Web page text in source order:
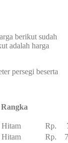
berikut sudah
adalah harga
persegi beserta
Rangka
Hitam
Rp.
Hitam
Rp.